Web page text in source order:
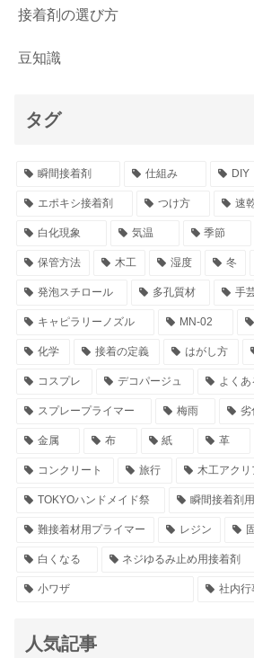
接着剤の選び方
豆知識
タグ
瞬間接着剤 仕組み DIY
エポキシ接着剤 つけ方 速
白化現象 気温 季節
保管方法 木工 湿度 冬
発泡スチロール 多孔質材 手
キャピラリーノズル MN-02
化学 接着の定義 はがし方
コスプレ デコパージュ よく
スプレープライマー 梅雨 劣
金属 布 紙 革
コンクリート 旅行 木工アクリ
TOKYOハンドメイド祭 瞬間接着剤
難接着材用プライマー レジン
白くなる ネジゆるみ止め用接着剤
小ワザ 社内行
人気記事